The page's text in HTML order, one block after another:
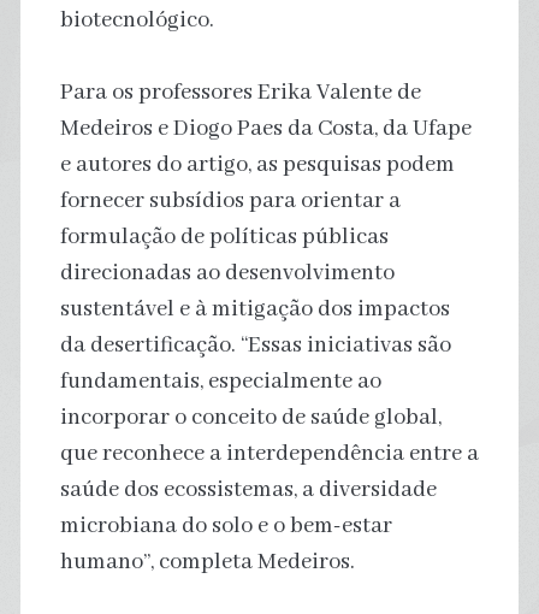
biotecnológico.
Para os professores Erika Valente de
Medeiros e Diogo Paes da Costa, da Ufape
e autores do artigo, as pesquisas podem
fornecer subsídios para orientar a
formulação de políticas públicas
direcionadas ao desenvolvimento
sustentável e à mitigação dos impactos
da desertificação. “Essas iniciativas são
fundamentais, especialmente ao
incorporar o conceito de saúde global,
que reconhece a interdependência entre a
saúde dos ecossistemas, a diversidade
microbiana do solo e o bem-estar
humano”, completa Medeiros.